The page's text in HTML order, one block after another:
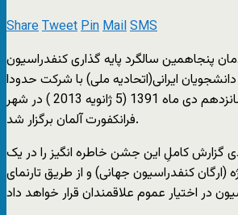
ShareTweetPinMailSMS
پنجاهمین سالگرد پایه گذاری کنفدراسیون
ایرانی(اتحادیه ملی) با شرکت حدودا
پانصد نفر در تاریخ شانزدهم دی ماه 1391 (5 ژانویه 2013 ) در شهر
فرانکفورت آلمان برگزار شد.
گزارش کاملِ این جشن خاطره انگیز را در یک
(ارگان کنفدراسیون جهانی) و از طریق تارنمای